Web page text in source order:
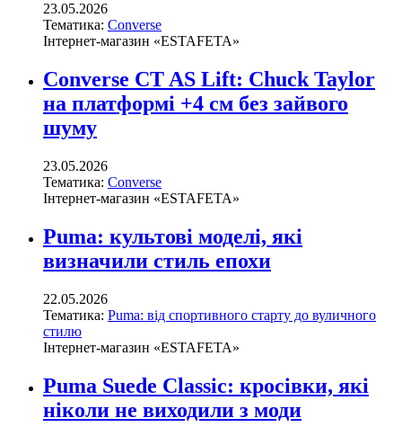
23.05.2026
Тематика: Converse
Інтернет-магазин «ESTAFETA»
Converse CT AS Lift: Chuck Taylor
на платформі +4 см без зайвого
шуму
23.05.2026
Тематика: Converse
Інтернет-магазин «ESTAFETA»
Puma: культові моделі, які
визначили стиль епохи
22.05.2026
Тематика: Puma: від спортивного старту до вуличного
стилю
Інтернет-магазин «ESTAFETA»
Puma Suede Classic: кросівки, які
ніколи не виходили з моди